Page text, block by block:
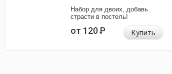
Набор для двоих, добавь
страсти в постель!
от 120Р Купить